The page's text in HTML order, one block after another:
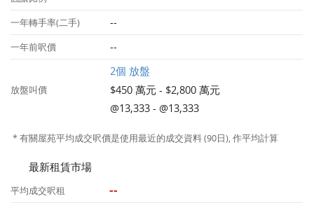
一年轉手率(二手) --
一年前呎價 --
放盤叫價
2個 放盤
$450 萬元 - $2,800 萬元
@13,333 - @13,333
* 有關屋苑平均成交呎價是使用最近的成交資料 (90日), 作平均計算
最新租賃市場
平均成交呎租 --